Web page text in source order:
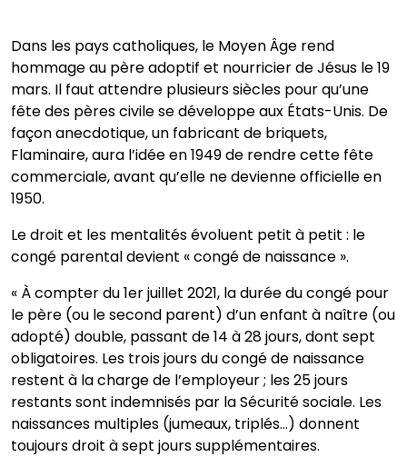
Dans les pays catholiques, le Moyen Âge rend
hommage au père adoptif et nourricier de Jésus le 19
mars. Il faut attendre plusieurs siècles pour qu’une
fête des pères civile se développe aux États-Unis. De
façon anecdotique, un fabricant de briquets,
Flaminaire, aura l’idée en 1949 de rendre cette fête
commerciale, avant qu’elle ne devienne officielle en
1950.
Le droit et les mentalités évoluent petit à petit : le
congé parental devient « congé de naissance ».
« À compter du 1er juillet 2021, la durée du congé pour
le père (ou le second parent) d’un enfant à naître (ou
adopté) double, passant de 14 à 28 jours, dont sept
obligatoires. Les trois jours du congé de naissance
restent à la charge de l’employeur ; les 25 jours
restants sont indemnisés par la Sécurité sociale. Les
naissances multiples (jumeaux, triplés…) donnent
toujours droit à sept jours supplémentaires.